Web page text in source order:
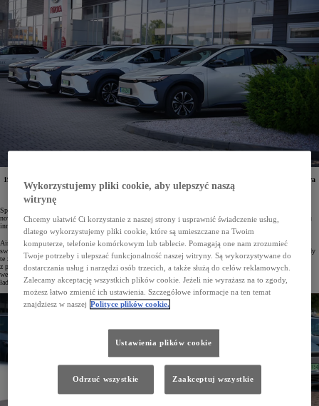
19 elektrycznych modeli Toyoty bZ4X trafiło właśnie do producenta innowacyjnych pomp ciepła Aira
Solutions Poland sp. z o.o., którego fabryka znajduje się we Wrocławiu. W ten sposób firma
specjalizująca się w technologiach czystej energii rozpoczyna budowę swojej floty aut.
Spółka Aira, założona przez przedsiębiorstwo Vargas w 2022 roku, uruchomiła w tym roku produkcję
nowoczesnych pomp ciepła w swojej wrocławskiej fabryce. Skandynawska firma specjalizuje się w tworzeniu
innowacyjnych rozwiązań grzewczych, które jednocześnie minimalizują emisję CO
Aira Solutions Poland w ramach rozpoczęcia działalności w Polsce zainicjowała budowę floty pojazdów dla
swoich pracowników poprzez zamówienie 19 elektrycznych, bezemisyjnych modeli Toyoty bZ4X. Samochody
te zostały dostarczone przez salon Toyota Wrocław-Długołęka, a ich leasing jest wsparty dofinansowaniem
z programu „Mój Elektryk” Narodowego Funduszu Ochrony Środowiska i Gospodarki Wodnej. Obiekt
we Wrocławiu jest w pełni wyposażony w infrastrukturę do ładowania pojazdów elektrycznych, w tym stacje
ładowania typu wallbox.
Wykorzystujemy pliki cookie, aby ulepszyć naszą
witrynę
Chcemy ułatwić Ci korzystanie z naszej strony i usprawnić świadczenie usług,
dlatego wykorzystujemy pliki cookie, które są umieszczane na Twoim
komputerze, telefonie komórkowym lub tablecie. Pomagają one nam zrozumieć
Twoje potrzeby i ulepszać funkcjonalność naszej witryny. Są wykorzystywane do
dostarczania usług i narzędzi osób trzecich, a także służą do celów reklamowych.
Zalecamy akceptację wszystkich plików cookie. Jeżeli nie wyrażasz na to zgody,
możesz łatwo zmienić ich ustawienia. Szczegółowe informacje na ten temat
znajdziesz w naszej Polityce plików cookie.
Ustawienia plików cookie
Odrzuć wszystkie Zaakceptuj wszystkie